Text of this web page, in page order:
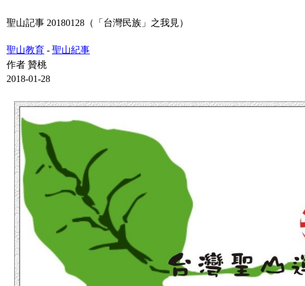
聖山記事 20180128（「台灣民族」之我見）
聖山教育 - 聖山紀事
作者 贊桃
2018-01-28